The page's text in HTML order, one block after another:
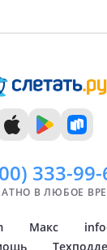
333-99-
В ЛЮБОЕ
Макс